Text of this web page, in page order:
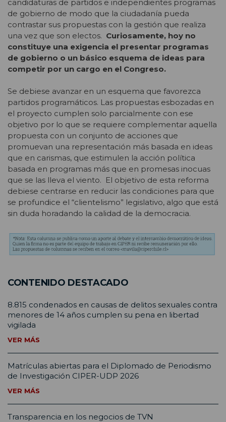
candidaturas de partidos e independientes programas
de gobierno de modo que la ciudadanía pueda
contrastar sus propuestas con la gestión que realiza
una vez que son electos. Curiosamente, hoy no
constituye una exigencia el presentar programas
de gobierno o un básico esquema de ideas para
competir por un cargo en el Congreso.
Se debiese avanzar en un esquema que favorezca
partidos programáticos. Las propuestas esbozadas en
el proyecto cumplen solo parcialmente con ese
objetivo por lo que se requiere complementar aquella
propuesta con un conjunto de acciones que
promuevan una representación más basada en ideas
que en carismas, que estimulen la acción política
basada en programas más que en promesas inocuas
que se las lleva el viento. El objetivo de esta reforma
debiese centrarse en reducir las condiciones para que
se profundice el “clientelismo” legislativo, algo que está
sin duda horadando la calidad de la democracia.
CONTENIDO DESTACADO
8.815 condenados en causas de delitos sexuales contra
menores de 14 años cumplen su pena en libertad
vigilada
VER MÁS
Matrículas abiertas para el Diplomado de Periodismo
de Investigación CIPER-UDP 2026
VER MÁS
Transparencia en los negocios de TVN